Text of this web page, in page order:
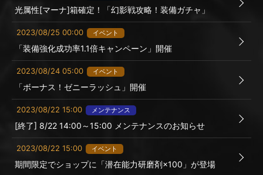
光属性[マーナ]箱確定！「幻影戦攻略！装備ガチャ」
2023/08/25 00:00 イベント
「装備強化成功率1.1倍キャンペーン」開催
2023/08/24 05:00 イベント
「ボーナス！ゼニーラッシュ」開催
2023/08/22 15:00 メンテナンス
[終了] 8/22 14:00～15:00 メンテナンスのお知らせ
2023/08/22 15:00 イベント
期間限定でショップに「潜在能力研磨剤×100」が登場